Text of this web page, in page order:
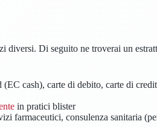
diversi. Di seguito ne troverai un
(EC cash), carte di debito, carte di
in pratici blister
farmaceutici, consulenza sanitaria